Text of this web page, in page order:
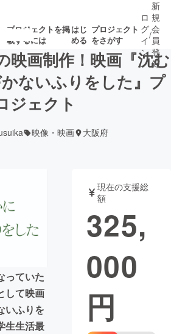
プロジェクトを掲
載するには
はじ
める
プロジェクト
をさがす
の新着プロ募集終了が近いプ
書籍・雑誌
チャレンジ
地域活性化
ロ
グ
イ
ン
/
新
規
会
員
登
録
映画制作！映画『沈む
ないふりをした』プ
ジェクト
映像・映画 大阪府
っていた
して映画
いふりを
生生活最
現在の支援総
額
325,
000
円